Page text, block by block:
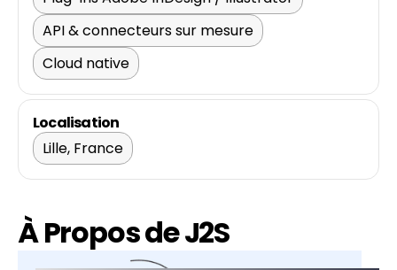
API & connecteurs sur mesure
Cloud native
Localisation
Lille, France
À Propos de J2S